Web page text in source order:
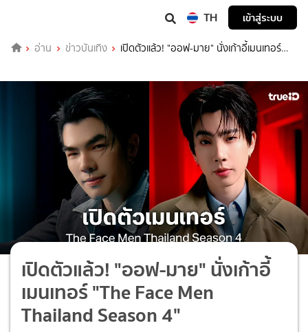
TH เข้าสู่ระบบ
อ่าน ข่าวบันเทิง
เปิดตัวแล้ว! "ออฟ-มาย" นั่งเก้าอี้เมนเทอร์
เปิดตัวแล้ว! "ออฟ-มาย" นั่งเก้าอี้
เมนเทอร์ "The Face Men
Thailand Season 4"